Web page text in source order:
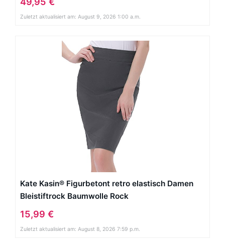
Zuletzt aktualisiert am: August 9, 2026 1:00 a.m.
Kate Kasin® Figurbetont retro elastisch Damen
Bleistiftrock Baumwolle Rock
15,99 €
Zuletzt aktualisiert am: August 8, 2026 7:59 p.m.